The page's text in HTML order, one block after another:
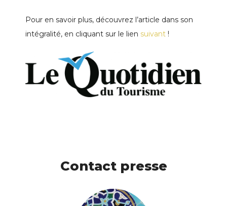
Pour en savoir plus, découvrez l’article dans son
intégralité, en cliquant sur le lien suivant !
Contact presse